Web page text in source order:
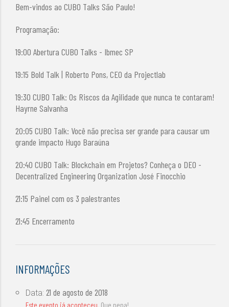
Bem-vindos ao CUBO Talks São Paulo!
Programação:
19:00 Abertura CUBO Talks - Ibmec SP
19:15 Bold Talk | Roberto Pons, CEO da Projectlab
19:30 CUBO Talk: Os Riscos da Agilidade que nunca te contaram!
Hayrne Salvanha
20:05 CUBO Talk: Você não precisa ser grande para causar um
grande impacto Hugo Baraúna
20:40 CUBO Talk: Blockchain em Projetos? Conheça o DEO -
Decentralized Engineering Organization José Finocchio
21:15 Painel com os 3 palestrantes
21:45 Encerramento
INFORMAÇÕES
Data:21 de agosto de 2018
Este evento já aconteceu. Que pena!